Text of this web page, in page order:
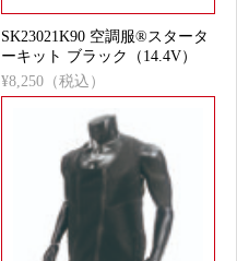
SK23021K90 空調服®スタータ
ーキット ブラック（14.4V）
¥8,250（税込）